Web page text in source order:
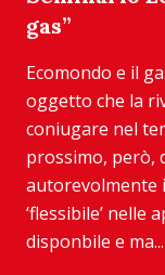
gas”
Ecomondo e il
oggetto che la
coniugare nel
prossimo, però,
autorevolmente
‘flessibile’ nelle
disponbile e ma...